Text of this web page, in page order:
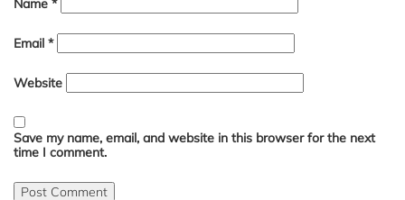
Name *
Email *
Website
Save my name, email, and website in this browser for the next
time I comment.